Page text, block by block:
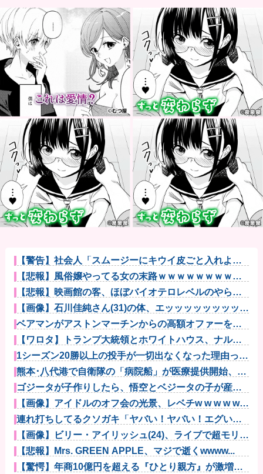
【警告】社会人「スムージーにキウイ皮ごと入れよ。
これ美容にい...
【悲報】風俗嬢やってる女の末路ｗｗｗｗｗｗｗｗｗ
ｗｗ
【悲報】映画館の客、ほぼバイオテロレベルのやらか
しで観客が避...
【画像】石川佳純さん(31)の体、エッッッッッッッッッ
ッッッ...
ベアマンがアストンマーチンからの高額オファーを拒
否してフェラ...
【ワロタ】トランプ大統領とホワイトハウス、ナルト
に自分の顔を...
1シーズン20勝以上の投手が一切出なくなった理由って
なに？他
熊本･八代港で自衛隊の「病院船」が医療提供開始、診
察と薬剤処...
ゴジータが子作りしたら、悟空とベジータの子が産ま
れるってこと...
【画像】アイドルのオフ会の光景、レベチw w w w w
w...
連れ打ちしてるクソガキ「ヤバい！ヤバい！エグい！
エグい！アツ...
【画像】ビリー・アイリッシュ(24)、ライブで超モリマ
ンスジ...
【悲報】Mrs. GREEN APPLE、マジで逝くwwww...
【驚愕】年商10億円を超える『ひとり親方』が激増